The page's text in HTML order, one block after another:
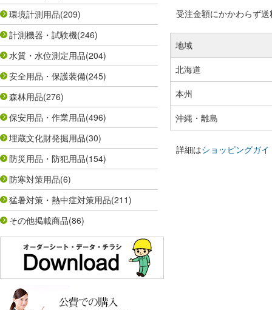
環境計測用品(209)
計測機器・試験機(246)
水質・水位測定用品(204)
安全用品・保護装備(245)
森林用品(276)
保安用品・作業用品(496)
埋蔵文化財発掘用品(30)
防災用品・防犯用品(154)
防寒対策用品(6)
猛暑対策・熱中症対策用品(211)
その他掲載商品(86)
受注金額にかかわらず
地域
北海道
本州
沖縄・離島
詳細はショッピングガイ